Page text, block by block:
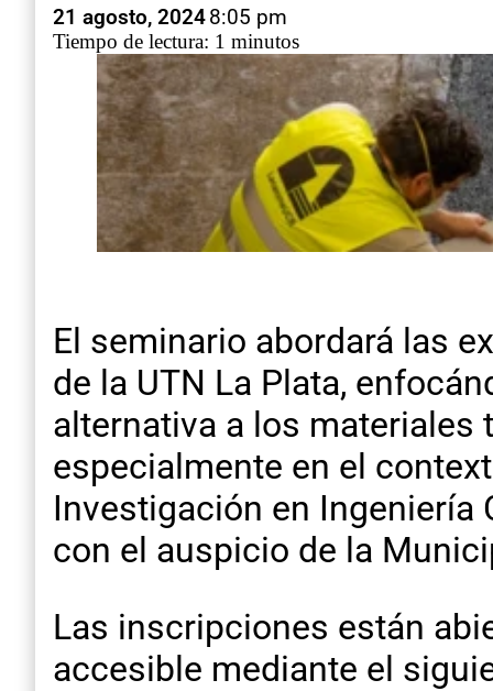
21 agosto, 20248:05 pm
Tiempo de lectura: 1 minutos
El seminario abordará las
de la UTN La Plata,
alternativa a los materiales
especialmente en el
Investigación en Ingeniería
con el auspicio de la
Las inscripciones están
accesible mediante el